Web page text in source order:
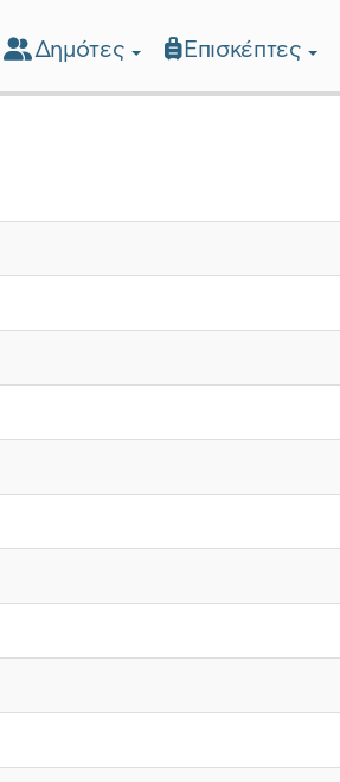
Δημότες Επισκέπτες